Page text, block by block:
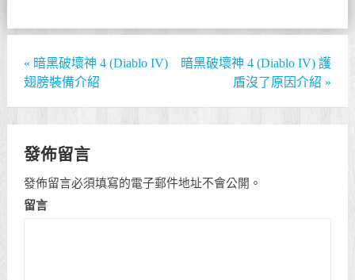
« 暗黑破壞神 4 (Diablo IV)
翅膀裝備介紹
暗黑破壞神 4 (Diablo IV) 護
盾沒了原因介紹 »
發佈留言
發佈留言必須填寫的電子郵件地址不會公開。
留言